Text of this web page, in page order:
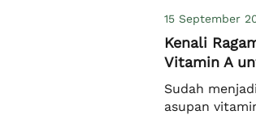
15 September
Kenali
Vitamin A
Sudah
asupan